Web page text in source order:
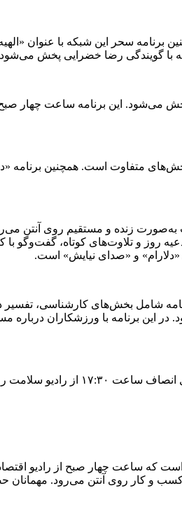
پژوهشگر روی آنتن می‌رود. همچنین برنامه سحر
با گویندگی رضا خضرایی پخش
می‌شود. این برنامه ساعت چهار
به‌صورت زنده و مستقیم روی آنتن
محمد نصرآبادی از حوالی ساعت ۱۷ پخش خواهد شد. پخش
و «صدای نیایش» است.
شامل بخش‌های کارشناسی، تفسیر
ساعت ۱۸ با حضور ورزشکاران پخش می‌شود. در این
برنامه «سفره‌ای تا آسمان» با محوریت
که ساعت چهار صبح از رادیو
در فضای کسب و کار روی آنتن می‌رود‌.